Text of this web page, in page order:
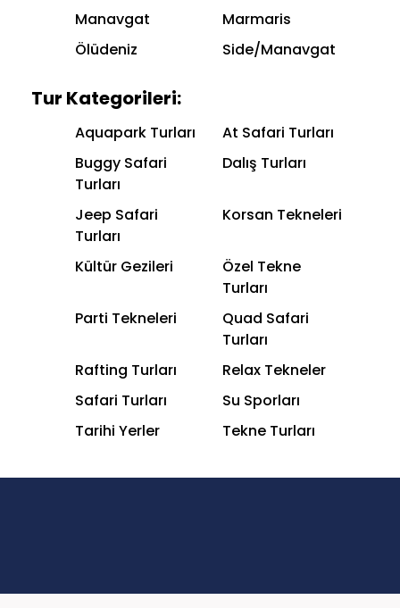
Manavgat
Marmaris
Ölüdeniz
Side/Manavgat
Tur Kategorileri:
Aquapark Turları
At Safari Turları
Buggy Safari
Turları
Dalış Turları
Jeep Safari
Turları
Korsan Tekneleri
Kültür Gezileri
Özel Tekne
Turları
Parti Tekneleri
Quad Safari
Turları
Rafting Turları
Relax Tekneler
Safari Turları
Su Sporları
Tarihi Yerler
Tekne Turları